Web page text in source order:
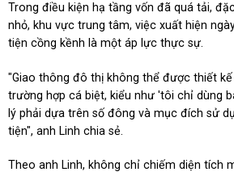
Trong điều kiện hạ tầng vốn đã quá tải,
nhỏ, khu vực trung tâm, việc xuất hiện
tiện cồng kềnh là một áp lực thực sự.
"Giao thông đô thị không thể được thiết
trường hợp cá biệt, kiểu như 'tôi chỉ dùng
lý phải dựa trên số đông và mục đích sử
tiện", anh Linh chia sẻ.
Theo anh Linh, không chỉ chiếm diện tích